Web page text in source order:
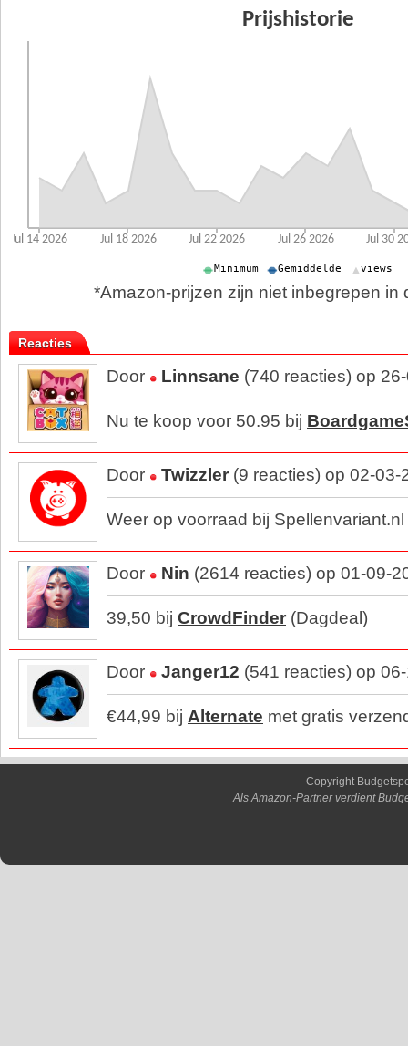
*Amazon-prijzen zijn niet inbegrepen in
Reacties
Door Linnsane (740 reacties) op
Nu te koop voor 50.95 bij
Door Twizzler (9 reacties) op 02-03-
Weer op voorraad bij Spellenvariant.nl
Door Nin (2614 reacties) op 01-09-
39,50 bij CrowdFinder (Dagdeal)
Door Janger12 (541 reacties) op
€44,99 bij Alternate met gratis
Copyright
Als Amazon-Partner verdient